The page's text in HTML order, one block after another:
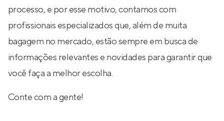
processo, e por esse motivo, contamos com
profissionais especializados que, além de muita
bagagem no mercado, estão sempre em busca de
informações relevantes e novidades para garantir que
você faça a melhor escolha.
Conte com a gente!